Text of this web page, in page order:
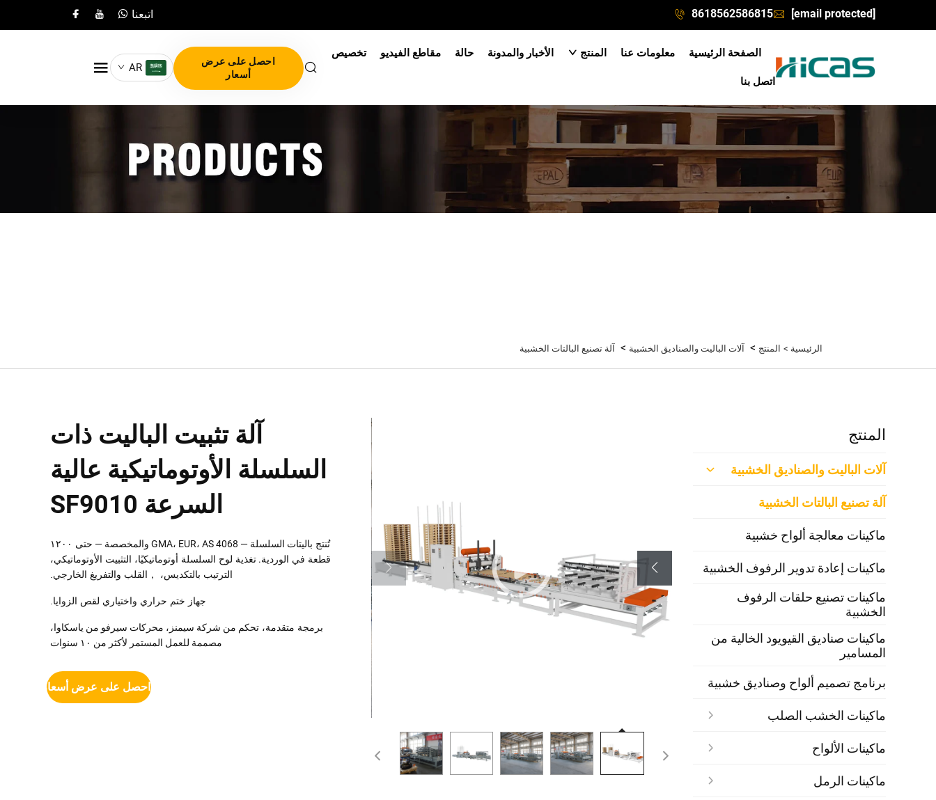
[email protected]
8618562586815 اتبعنا
الصفحة الرئيسية معلومات عنا المنتج الأخبار والمدونة حالة مقاطع الفيديو تخصيص
اتصل بنا
احصل على عرض
أسعار
AR
الرئيسية > المنتج > آلات الباليت والصناديق الخشبية > آلة تصنيع البالتات الخشبية
المنتج
آلات الباليت والصناديق الخشبية
آلة تصنيع البالتات الخشبية
ماكينات معالجة ألواح خشبية
ماكينات إعادة تدوير الرفوف الخشبية
ماكينات تصنيع حلقات الرفوف
الخشبية
ماكينات صناديق القيويود الخالية من
المسامير
برنامج تصميم ألواح وصناديق خشبية
ماكينات الخشب الصلب
ماكينات الألواح
ماكينات الرمل
آلة تثبيت الباليت ذات
السلسلة الأوتوماتيكية عالية
السرعة SF9010
تُنتج باليتات السلسلة — GMA، EUR، AS 4068 والمخصصة —
حتى ١٢٠٠
قطعة في الوردية. تغذية لوح السلسلة أوتوماتيكيًا، التثبيت الأوتوماتيكي،
الترتيب بالتكديس،
， القلب والتفريغ الخارجي.
جهاز ختم حراري واختياري لقص الزوايا.
برمجة متقدمة، تحكم من شركة سيمنز، محركات سيرفو من ياسكاوا،
مصممة للعمل المستمر لأكثر من ١٠ سنوات
احصل على عرض أسعار